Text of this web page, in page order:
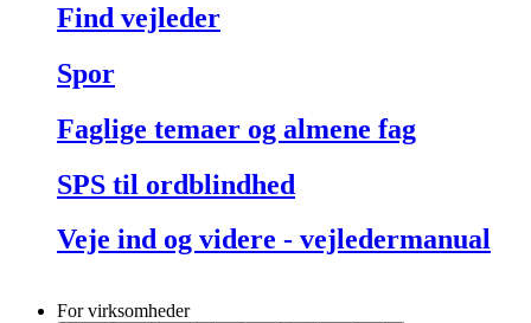
Find vejleder
Spor
Faglige temaer og almene fag
SPS til ordblindhed
Veje ind og videre - vejledermanual
For virksomheder